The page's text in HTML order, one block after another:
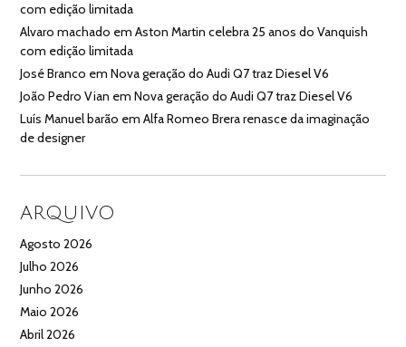
com edição limitada
Alvaro machado emAston Martin celebra 25 anos do Vanquish
com edição limitada
José Branco emNova geração do Audi Q7 traz Diesel V6
João Pedro Vian emNova geração do Audi Q7 traz Diesel V6
Luís Manuel barão emAlfa Romeo Brera renasce da imaginação
de designer
ARQUIVO
Agosto 2026
Julho 2026
Junho 2026
Maio 2026
Abril 2026